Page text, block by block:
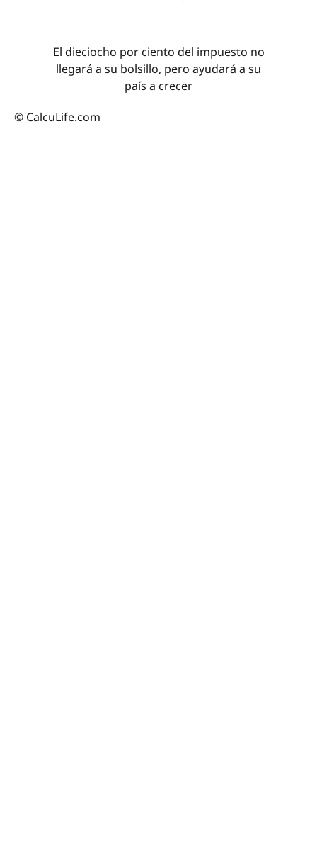
El dieciocho por ciento del impuesto no
llegará a su bolsillo, pero ayudará a su
país a crecer
© CalcuLife.com